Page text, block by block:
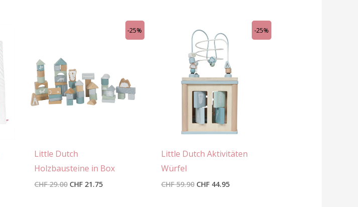
-25%
Little Dutch
Holzbausteine in Box
CHF29.00 CHF 21.75
Aktueller
-25%
Little Dutch Aktivitäten
Würfel
CHF59.90
Ursprünglicher
Preis
war:
CHF 59.90
CHF44.95
Aktueller